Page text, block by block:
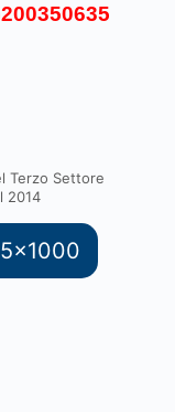
Terzo Settore
2014